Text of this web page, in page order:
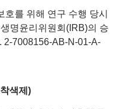
를 위해 연구 수행 당시
명윤리위원회(IRB)의 승
2-7008156-AB-N-01-A-
색제)